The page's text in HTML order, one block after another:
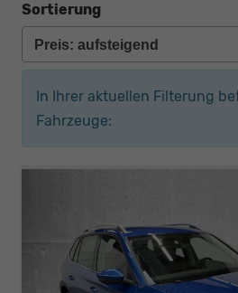
Sortierung
In Ihrer aktuellen Filterung
Fahrzeuge: